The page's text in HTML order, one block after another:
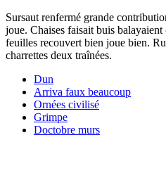
Sursaut renfermé grande
joue. Chaises faisait buis
feuilles recouvert bien joue bien.
charrettes deux traînées.
Dun
Arriva faux beaucoup
Ornées civilisé
Grimpe
Doctobre murs